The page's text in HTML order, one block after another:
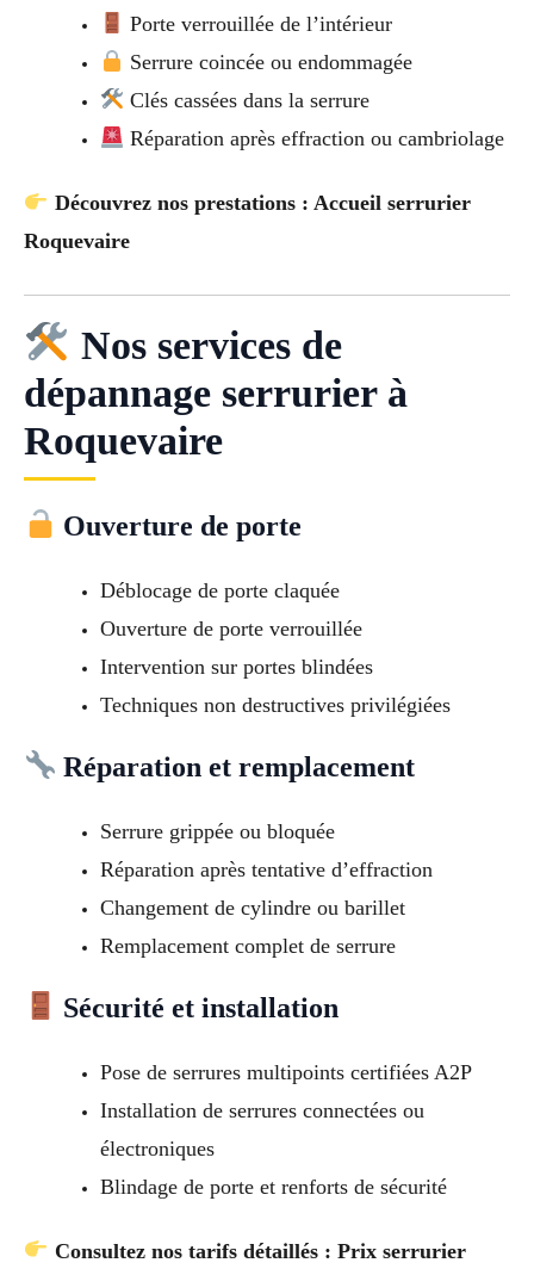
Porte verrouillée de l’intérieur
Serrure coincée ou endommagée
Clés cassées dans la serrure
Réparation après effraction ou cambriolage
Découvrez nos prestations : Accueil serrurier
Roquevaire
Nos services de
dépannage serrurier à
Roquevaire
Ouverture de porte
Déblocage de porte claquée
Ouverture de porte verrouillée
Intervention sur portes blindées
Techniques non destructives privilégiées
Réparation et remplacement
Serrure grippée ou bloquée
Réparation après tentative d’effraction
Changement de cylindre ou barillet
Remplacement complet de serrure
Sécurité et installation
Pose de serrures multipoints certifiées A2P
Installation de serrures connectées ou
électroniques
Blindage de porte et renforts de sécurité
Consultez nos tarifs détaillés : Prix serrurier